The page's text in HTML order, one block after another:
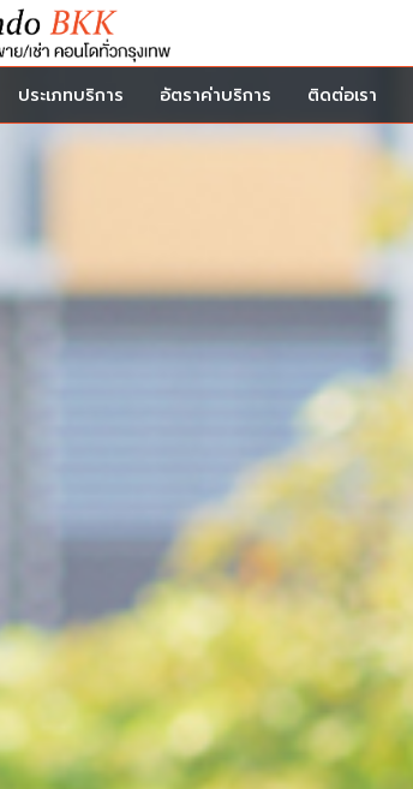
ประเภทบริการ อัตราค่าบริการ ติดต่อเรา